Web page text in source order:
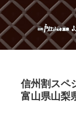
信州割スペ
富山県山梨